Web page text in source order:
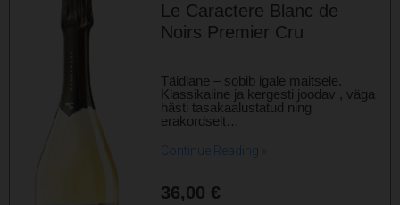
Le Caractere Blanc de
Noirs Premier Cru
Täidlane – sobib igale maitsele.
Klassikaline ja kergesti joodav , väga
hästi tasakaalustatud ning
erakordselt…
Continue Reading »
36,00 €